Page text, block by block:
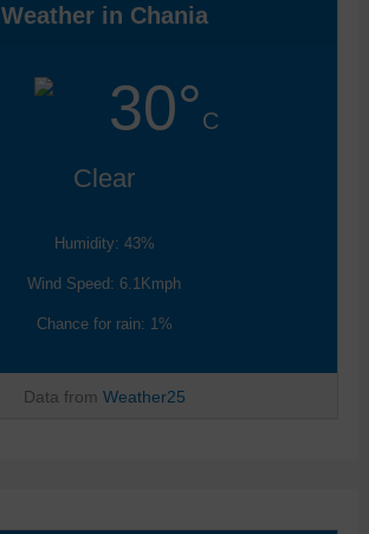
Weather in Chania
30°C
Clear
Humidity: 43%
Wind Speed: 6.1Kmph
Chance for rain: 1%
Data from Weather25